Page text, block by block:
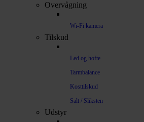
Overvågning
Wi-Fi kamera
Tilskud
Led og hofte
Tarmbalance
Kosttilskud
Salt / Sliksten
Udstyr